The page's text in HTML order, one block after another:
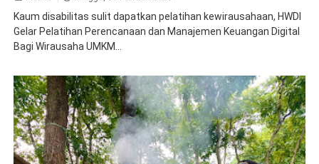
Kaum disabilitas sulit dapatkan pelatihan kewirausahaan, HWDI
Gelar Pelatihan Perencanaan dan Manajemen Keuangan Digital
Bagi Wirausaha UMKM...